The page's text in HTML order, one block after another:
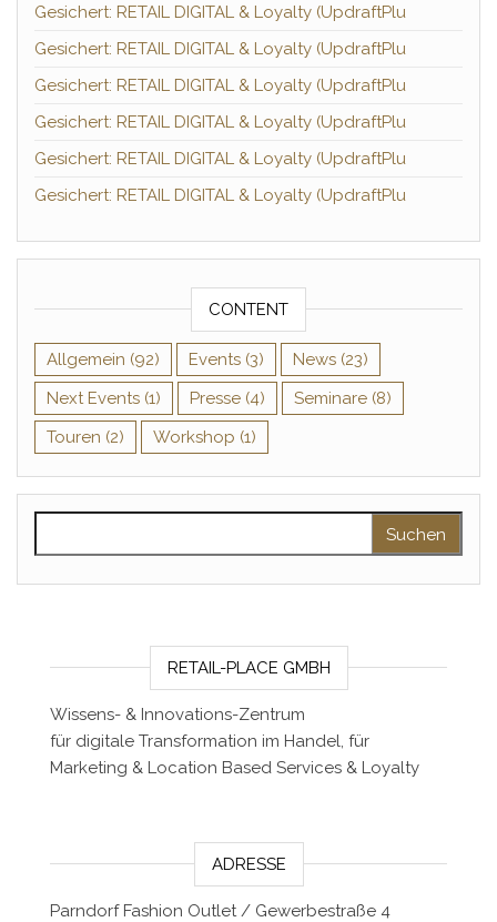
Gesichert: RETAIL DIGITAL & Loyalty (UpdraftPlu
Gesichert: RETAIL DIGITAL & Loyalty (UpdraftPlu
Gesichert: RETAIL DIGITAL & Loyalty (UpdraftPlu
Gesichert: RETAIL DIGITAL & Loyalty (UpdraftPlu
Gesichert: RETAIL DIGITAL & Loyalty (UpdraftPlu
Gesichert: RETAIL DIGITAL & Loyalty (UpdraftPlu
CONTENT
Allgemein (92) Events (3) News (23)
Next Events (1) Presse (4) Seminare (8)
Touren (2) Workshop (1)
RETAIL-PLACE GMBH
Wissens- & Innovations-Zentrum
für digitale Transformation im Handel, für
Marketing & Location Based Services & Loyalty
ADRESSE
Parndorf Fashion Outlet / Gewerbestraße 4